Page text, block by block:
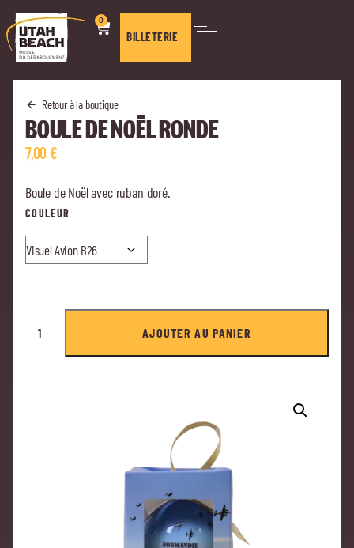
0
BILLETERIE
Retour à la boutique
BOULE DE NOËL RONDE
7,00€
Boule de Noël avec ruban doré.
COULEUR
AJOUTER AU PANIER